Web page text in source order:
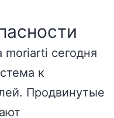
сегодня
к
Продвинутые